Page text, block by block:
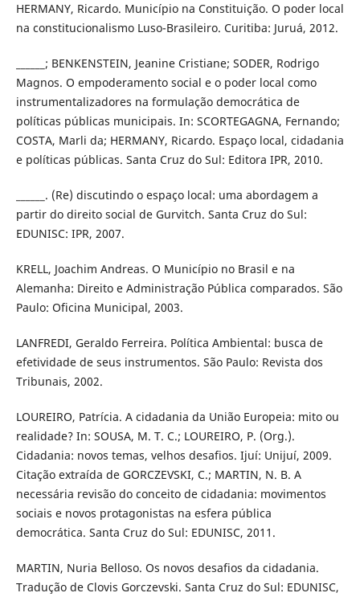
HERMANY, Ricardo. Município na Constituição. O poder local
na constitucionalismo Luso-Brasileiro. Curitiba: Juruá, 2012.
______; BENKENSTEIN, Jeanine Cristiane; SODER, Rodrigo
Magnos. O empoderamento social e o poder local como
instrumentalizadores na formulação democrática de
políticas públicas municipais. In: SCORTEGAGNA, Fernando;
COSTA, Marli da; HERMANY, Ricardo. Espaço local, cidadania
e políticas públicas. Santa Cruz do Sul: Editora IPR, 2010.
______. (Re) discutindo o espaço local: uma abordagem a
partir do direito social de Gurvitch. Santa Cruz do Sul:
EDUNISC: IPR, 2007.
KRELL, Joachim Andreas. O Município no Brasil e na
Alemanha: Direito e Administração Pública comparados. São
Paulo: Oficina Municipal, 2003.
LANFREDI, Geraldo Ferreira. Política Ambiental: busca de
efetividade de seus instrumentos. São Paulo: Revista dos
Tribunais, 2002.
LOUREIRO, Patrícia. A cidadania da União Europeia: mito ou
realidade? In: SOUSA, M. T. C.; LOUREIRO, P. (Org.).
Cidadania: novos temas, velhos desafios. Ijuí: Unijuí, 2009.
Citação extraída de GORCZEVSKI, C.; MARTIN, N. B. A
necessária revisão do conceito de cidadania: movimentos
sociais e novos protagonistas na esfera pública
democrática. Santa Cruz do Sul: EDUNISC, 2011.
MARTIN, Nuria Belloso. Os novos desafios da cidadania.
Tradução de Clovis Gorczevski. Santa Cruz do Sul: EDUNISC,